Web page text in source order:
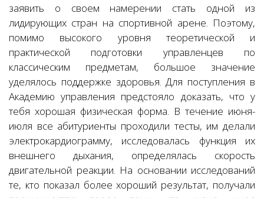
заявить о своем намерении стать одной из
лидирующих стран на спортивной арене. Поэтому,
помимо высокого уровня теоретической и
практической подготовки управленцев по
классическим предметам, большое значение
уделялось поддержке здоровья. Для поступления в
Академию управления предстояло доказать, что у
тебя хорошая физическая форма. В течение июня-
июля все абитуриенты проходили тесты, им делали
электрокардиограмму, исследовалась функция их
внешнего дыхания, определялась скорость
двигательной реакции. На основании исследований
те, кто показал более хороший результат, получали